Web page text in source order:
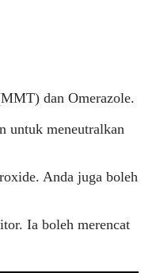
dan Omerazole.
untuk meneutralkan
Anda juga boleh
Ia boleh merencat